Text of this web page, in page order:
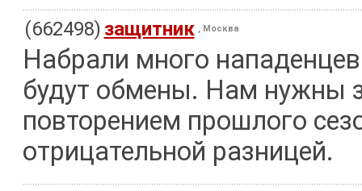
(662498) защитник , Москва
Набрали много
будут обмены. Нам нужны
повторением прошлого
отрицательной разницей.